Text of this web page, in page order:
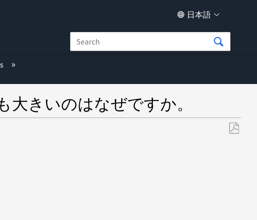
日本語
大きいのはなぜですか。